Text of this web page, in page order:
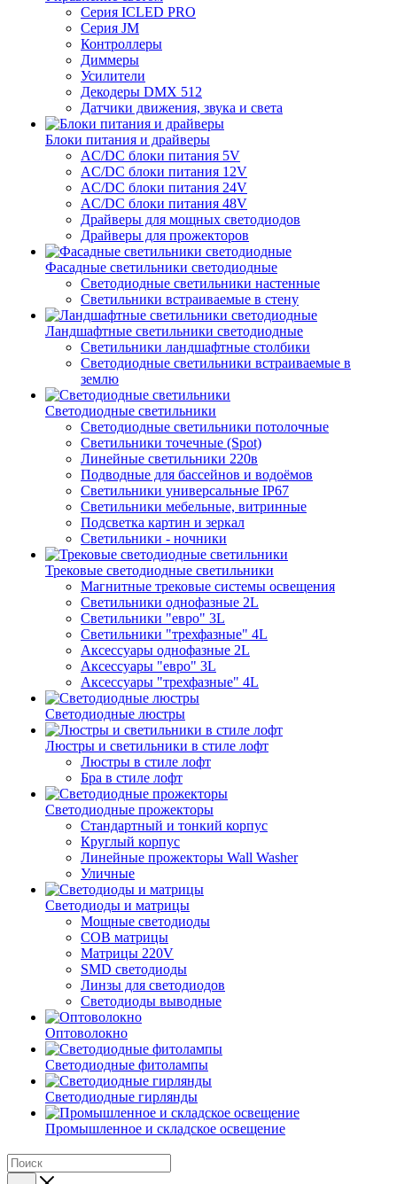
Серия ICLED PRO
Серия JM
Контроллеры
Диммеры
Усилители
Декодеры DMX 512
Датчики движения, звука и света
Блоки питания и драйверы
AC/DC блоки питания 5V
AC/DC блоки питания 12V
AC/DC блоки питания 24V
AC/DC блоки питания 48V
Драйверы для мощных светодиодов
Драйверы для прожекторов
Фасадные светильники светодиодные
Светодиодные светильники настенные
Светильники встраиваемые в стену
Ландшафтные светильники светодиодные
Светильники ландшафтные столбики
Светодиодные светильники встраиваемые в
землю
Светодиодные светильники
Светодиодные светильники потолочные
Светильники точечные (Spot)
Линейные светильники 220в
Подводные для бассейнов и водоёмов
Светильники универсальные IP67
Светильники мебельные, витринные
Подсветка картин и зеркал
Светильники - ночники
Трековые светодиодные светильники
Магнитные трековые системы освещения
Светильники однофазные 2L
Светильники "евро" 3L
Светильники "трехфазные" 4L
Аксессуары однофазные 2L
Аксессуары "евро" 3L
Аксессуары "трехфазные" 4L
Светодиодные люстры
Люстры и светильники в стиле лофт
Люстры в стиле лофт
Бра в стиле лофт
Светодиодные прожекторы
Стандартный и тонкий корпус
Круглый корпус
Линейные прожекторы Wall Washer
Уличные
Светодиоды и матрицы
Мощные светодиоды
COB матрицы
Матрицы 220V
SMD светодиоды
Линзы для светодиодов
Светодиоды выводные
Оптоволокно
Светодиодные фитолампы
Светодиодные гирлянды
Промышленное и складское освещение